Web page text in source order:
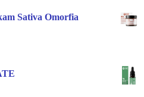
Sativa Omorfia